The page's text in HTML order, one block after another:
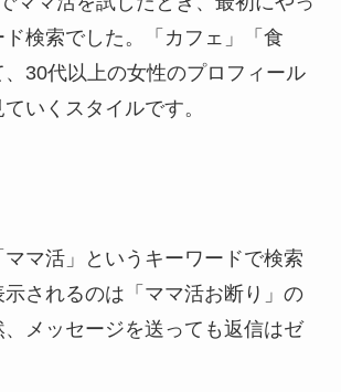
検索でした。「カフェ」「食
30代以上の女性のプロフィール
いくスタイルです。
マ活」というキーワードで検索
示されるのは「ママ活お断り」の
、メッセージを送っても返信はゼ